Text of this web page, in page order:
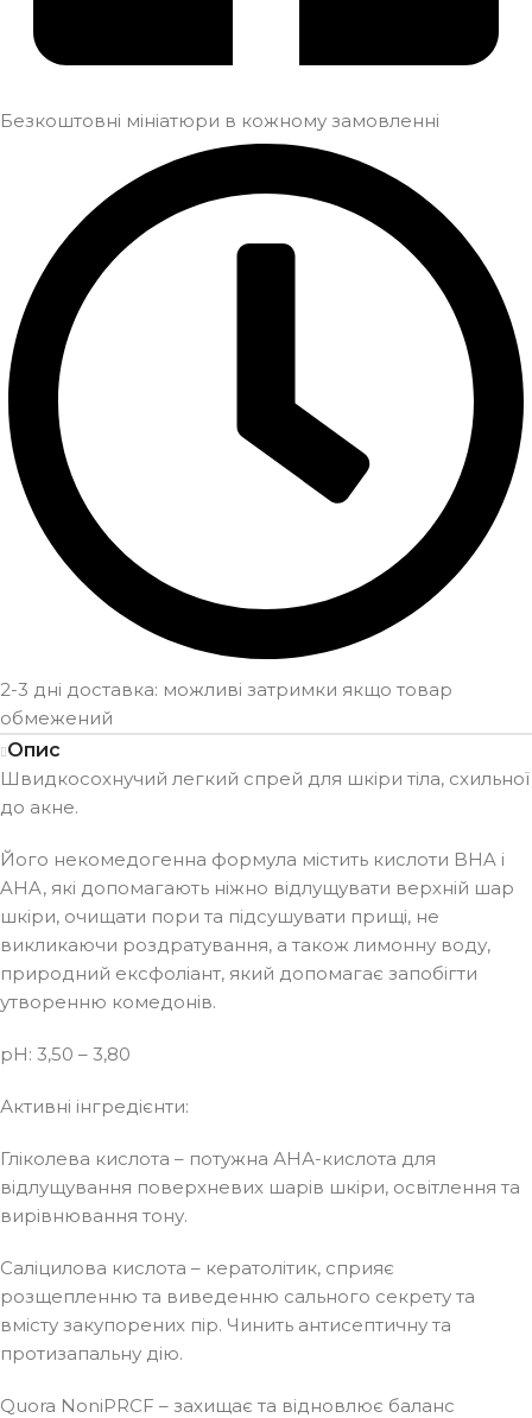
Безкоштовні мініатюри в кожному замовленні
2-3 дні доставка: можливі затримки якщо товар
обмежений
Опис
Швидкосохнучий легкий спрей для шкіри тіла, схильної
до акне.
Його некомедогенна формула містить кислоти BHA і
AHA, які допомагають ніжно відлущувати верхній шар
шкіри, очищати пори та підсушувати прищі, не
викликаючи роздратування, а також лимонну воду,
природний ексфоліант, який допомагає запобігти
утворенню комедонів.
рН: 3,50 – 3,80
Активні інгредієнти:
Гліколева кислота – потужна АНА-кислота для
відлущування поверхневих шарів шкіри, освітлення та
вирівнювання тону.
Саліцилова кислота – кератолітик, сприяє
розщепленню та виведенню сального секрету та
вмісту закупорених пір. Чинить антисептичну та
протизапальну дію.
Quora NoniPRCF – захищає та відновлює баланс